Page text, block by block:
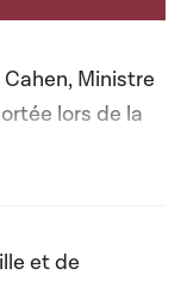
Ministre
lors de la
ou cacher tous
et de